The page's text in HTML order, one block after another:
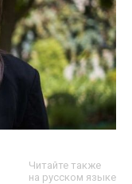
Читайте также
на русском языке